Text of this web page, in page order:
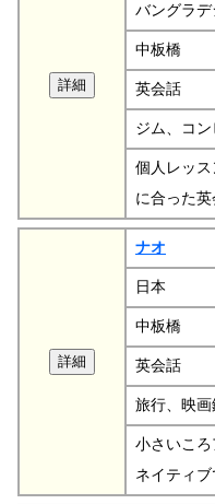
バングラデ
中板橋
英会話
ジム、コ
個人レッ
に合った英
ナオ
日本
中板橋
英会話
旅行、映
小さいこ
ネイティブ